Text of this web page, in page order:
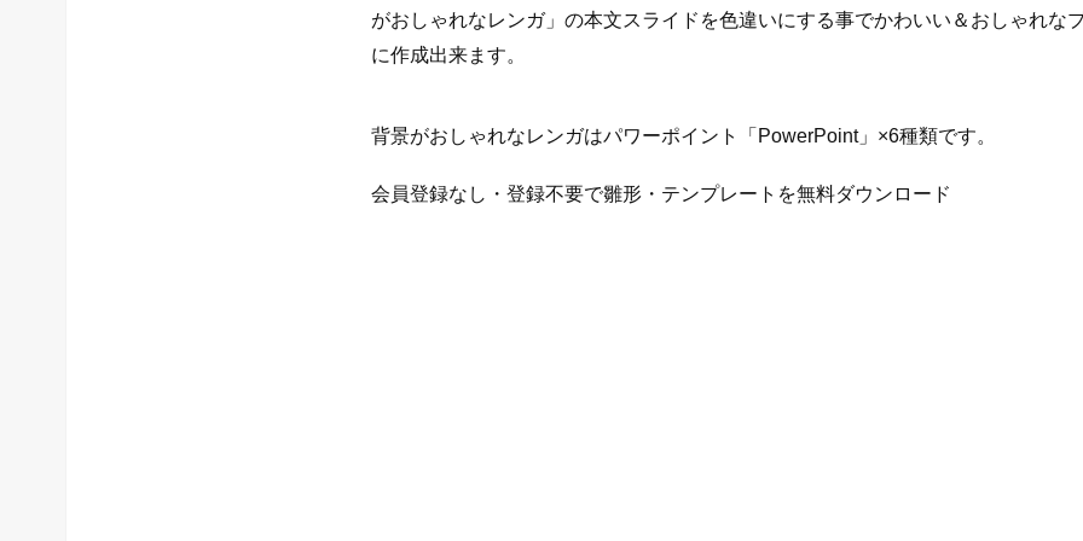
がおしゃれなレンガ」の本文スライドを色違いにする事でかわいい＆おしゃれな
に作成出来ます。
背景がおしゃれなレンガはパワーポイント「PowerPoint」×6種類です。
会員登録なし・登録不要で雛形・テンプレートを無料ダウンロード